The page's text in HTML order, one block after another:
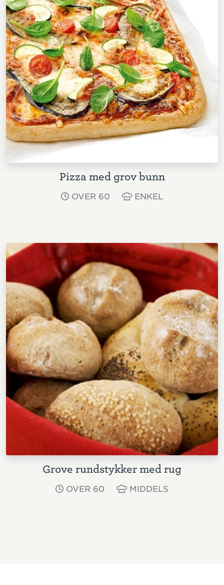
Pizza med grov bunn
OVER 60 ENKEL
Grove rundstykker med rug
OVER 60 MIDDELS